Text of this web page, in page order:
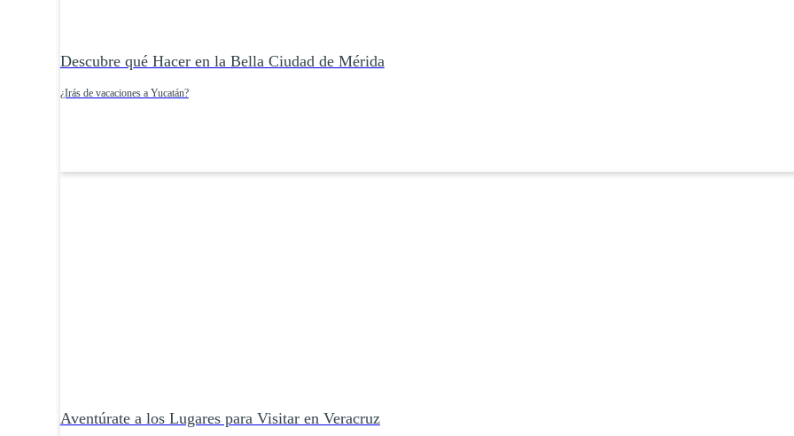
Descubre qué Hacer en la Bella Ciudad de Mérida
¿Irás de vacaciones a Yucatán?
Aventúrate a los Lugares para Visitar en Veracruz